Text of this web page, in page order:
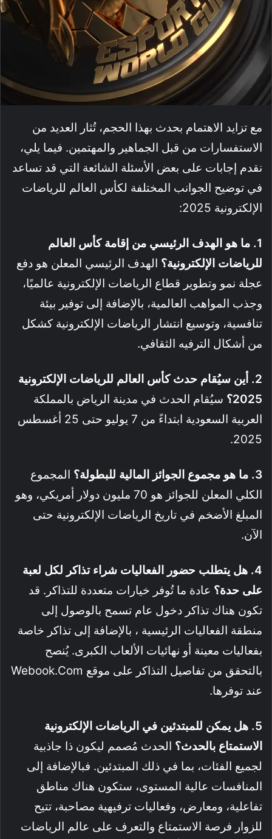
مع تزايد الاهتمام بحدث بهذا الحجم، تُثار العديد من
الاستفسارات من قبل الجماهير والمهتمين. فيما يلي،
نقدم إجابات على بعض الأسئلة الشائعة التي قد تساعد
في توضيح الجوانب المختلفة لكأس العالم للرياضات
الإلكترونية 2025:
1. ما هو الهدف الرئيسي من إقامة كأس العالم
للرياضات الإلكترونية؟ الهدف الرئيسي المعلن هو دفع
عجلة نمو وتطوير قطاع الرياضات الإلكترونية عالميًا،
وجذب المواهب العالمية، بالإضافة إلى توفير بيئة
تنافسية، وتوسيع انتشار الرياضات الإلكترونية كشكل
من أشكال الترفيه الثقافي.
2. أين سيُقام حدث كأس العالم للرياضات الإلكترونية
2025؟
سيُقام الحدث في مدينة الرياض بالمملكة
العربية السعودية ابتداءً من 7 يوليو حتى 25 أغسطس
2025.
3. ما هو مجموع الجوائز المالية للبطولة؟
المجموع
الكلي المعلن للجوائز هو 70 مليون دولار أمريكي، وهو
المبلغ الأضخم في تاريخ الرياضات الإلكترونية حتى
الآن.
4. هل يتطلب حضور الفعاليات شراء تذاكر لكل لعبة
على حدة؟ عادة ما تُوفر خيارات متعددة للتذاكر . قد
تكون هناك تذاكر دخول عام تسمح بالوصول إلى
منطقة الفعاليات الرئيسية ، بالإضافة إلى تذاكر خاصة
بفعاليات معينة أو نهائيات الألعاب الكبرى. يُنصح
بالتحقق من تفاصيل التذاكر على موقع Webook.com
عند توفرها.
5. هل يمكن للمبتدئين في الرياضات الإلكترونية
الاستمتاع بالحدث؟ الحدث مُصمم ليكون ذا جاذبية
لجميع الفئات، بما في ذلك المبتدئين. فبالإضافة إلى
المنافسات عالية المستوى، ستكون هناك مناطق
تفاعلية، ومعارض، وفعاليات ترفيهية مصاحبة، تتيح
للزوار فرصة الاستمتاع والتعرف على عالم الرياضات